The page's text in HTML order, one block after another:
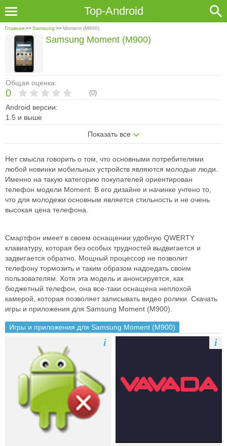
Top-Android
Главная>>Samsung >> Moment (M900)
Общая оценка:
0 (0)
Android версии:
1.5 и выше
Показать все
Samsung Moment (M900)
Нет смысла говорить о том, что основными потребителями
любой новинки мобильных устройств являются молодые люди.
Именно на такую категорию покупателей ориентирован
телефон модели Moment. В его дизайне и начинке учтено то,
что для молодежи основным является стильность и не очень
высокая цена телефона.
Смартфон имеет в своем оснащении удобную QWERTY
клавиатуру, которая без особых трудностей выдвигается и
задвигается обратно. Мощный процессор не позволит
телефону тормозить и таким образом надоедать своим
пользователям. Хотя эта модель и анонсируется, как
бюджетный телефон, она все-таки оснащена неплохой
камерой, которая позволяет записывать видео ролики. Скачать
игры и приложения для Samsung Moment (M900).
Игры и приложения для Samsung Moment (M900)
i i